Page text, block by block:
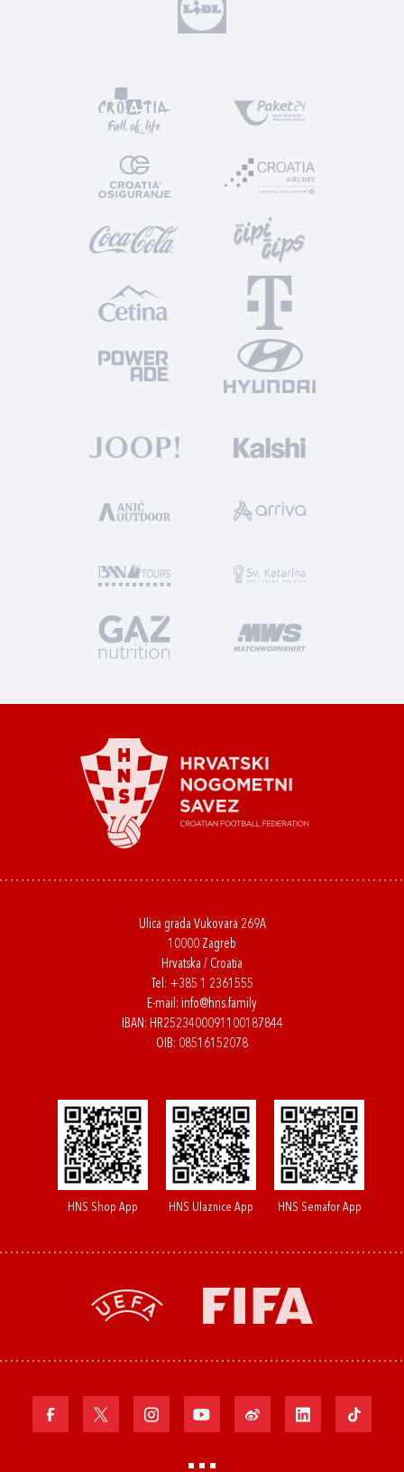
Ulica grada Vukovara 269A
10000 Zagreb
Hrvatska / Croatia
Tel: +385 1 2361555
E-mail: info@hns.family
IBAN: HR2523400091100187844
OIB: 08516152078
HNS Shop App HNS Ulaznice App HNS Semafor App